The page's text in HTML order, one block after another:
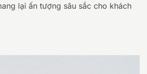
lại ấn tượng sâu sắc cho khách